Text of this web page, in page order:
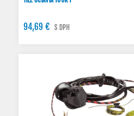
94,69 € S DPH